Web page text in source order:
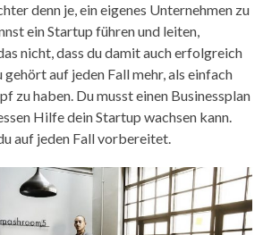
denn je, ein eigenes Unternehmen zu
ein Startup führen und leiten,
nicht, dass du damit auch erfolgreich
gehört auf jeden Fall mehr, als einfach
zu haben. Du musst einen Businessplan
Hilfe dein Startup wachsen kann.
auf jeden Fall vorbereitet.